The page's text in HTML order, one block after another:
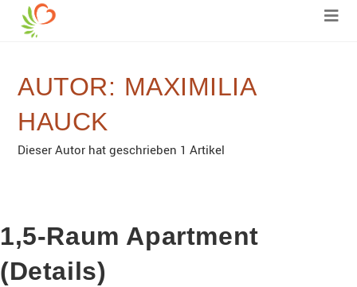
AUTOR: MAXIMILIA
HAUCK
Dieser Autor hat geschrieben 1 Artikel
1,5-Raum Apartment
(Details)